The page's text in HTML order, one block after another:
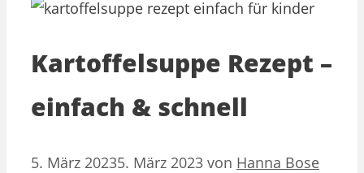
Kartoffelsuppe Rezept –
einfach & schnell
5. März 20235. März 2023 von Hanna Bose